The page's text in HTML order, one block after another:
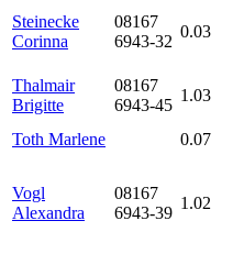
Steinecke
Corinna
08167
6943-32
0.03
Thalmair
Brigitte
08167
6943-45
1.03
Toth Marlene
0.07
Vogl
Alexandra
08167
6943-39
1.02